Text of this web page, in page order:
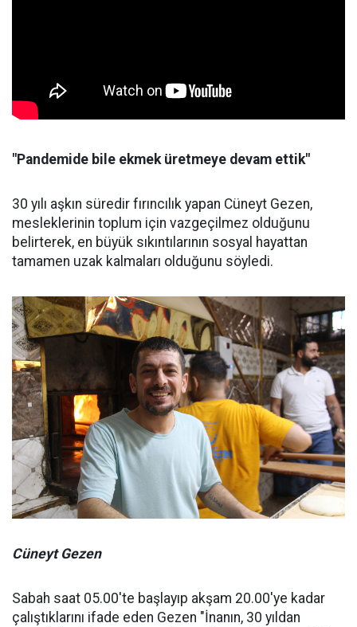
"Pandemide bile ekmek üretmeye devam ettik"
30 yılı aşkın süredir fırıncılık yapan Cüneyt Gezen,
mesleklerinin toplum için vazgeçilmez olduğunu
belirterek, en büyük sıkıntılarının sosyal hayattan
tamamen uzak kalmaları olduğunu söyledi.
Cüneyt Gezen
Sabah saat 05.00'te başlayıp akşam 20.00'ye kadar
çalıştıklarını ifade eden Gezen "İnanın, 30 yıldan